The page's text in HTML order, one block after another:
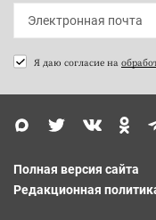
Я даю согласие на
Полная версия сайта
Редакционная